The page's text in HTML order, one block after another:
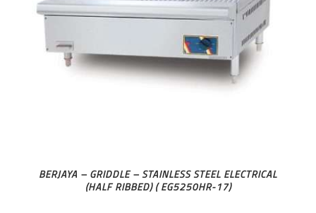
BERJAYA – GRIDDLE – STAINLESS STEEL ELECTRICAL
(HALF RIBBED) ( EG5250HR-17)